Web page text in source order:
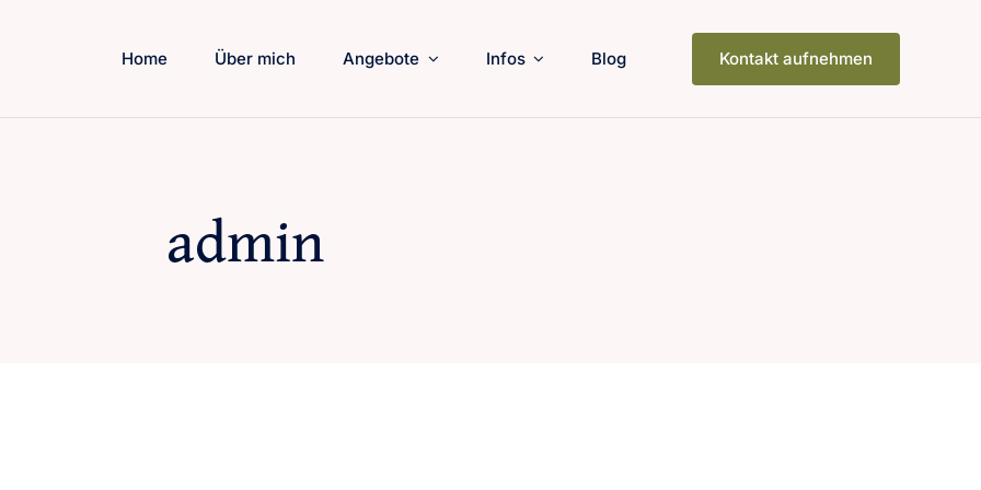
Home Über mich Angebote Infos Blog Kontakt aufnehmen
admin